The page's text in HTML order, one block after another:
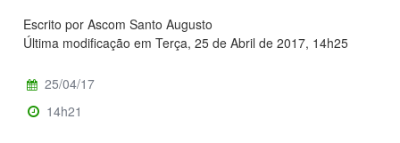
Escrito por Ascom Santo Augusto
Última modificação em Terça, 25 de Abril de 2017, 14h25
25/04/17
14h21